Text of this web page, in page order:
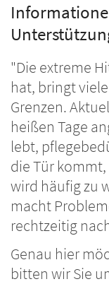
"Die extreme
hat, bringt
Grenzen.
heißen Tage
lebt,
die Tür
wird häufig zu
macht
rechtzeitig
Genau hier
bitten wir Sie